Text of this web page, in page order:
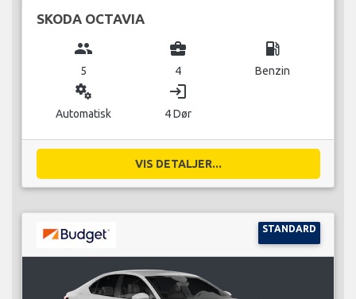
SKODA OCTAVIA
group
5
business_center
4
local_gas_station
Benzin
miscellaneous_services
Automatisk
login
4 Dør
VIS DETALJER...
STANDARD